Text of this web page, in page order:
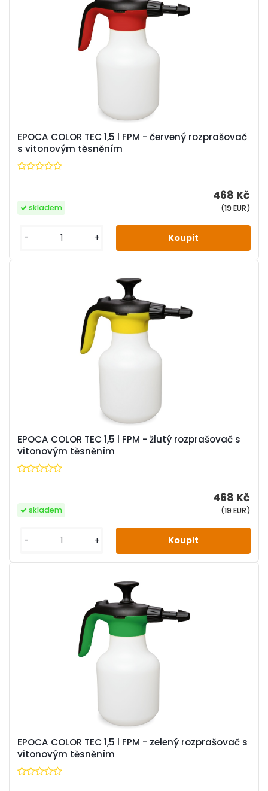
EPOCA COLOR TEC 1,5 l FPM - červený rozprašovač
s vitonovým těsněním
468 Kč
(19 EUR)
skladem
- +
EPOCA COLOR TEC 1,5 l FPM - žlutý rozprašovač s
vitonovým těsněním
468 Kč
(19 EUR)
skladem
- +
EPOCA COLOR TEC 1,5 l FPM - zelený rozprašovač s
vitonovým těsněním